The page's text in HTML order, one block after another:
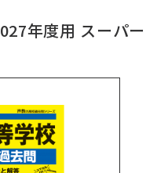
年度用 スーパー